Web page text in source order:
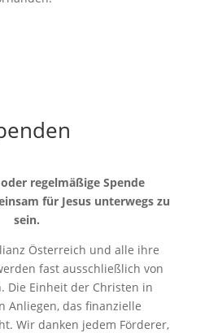
regelmäßige Spende
für Jesus unterwegs zu
sein.
Österreich und alle ihre
fast ausschließlich von
Die Einheit der Christen in
Anliegen, das finanzielle
Wir danken jedem Förderer,